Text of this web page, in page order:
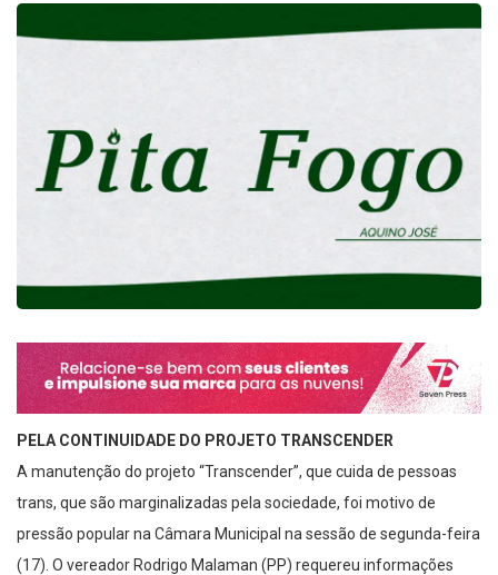
PELA CONTINUIDADE DO PROJETO TRANSCENDER
A manutenção do projeto “Transcender”, que cuida de pessoas
trans, que são marginalizadas pela sociedade, foi motivo de
pressão popular na Câmara Municipal na sessão de segunda-feira
(17). O vereador Rodrigo Malaman (PP) requereu informações